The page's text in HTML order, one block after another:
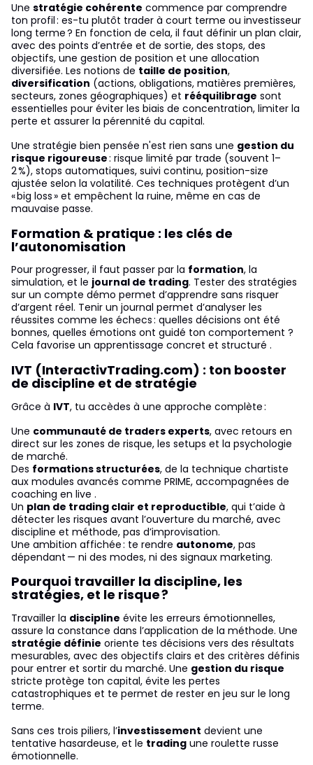
Une stratégie cohérente commence par comprendre
ton profil : es-tu plutôt trader à court terme ou investisseur
long terme ? En fonction de cela, il faut définir un plan clair,
avec des points d’entrée et de sortie, des stops, des
objectifs, une gestion de position et une allocation
diversifiée. Les notions de taille de position,
diversification (actions, obligations, matières premières,
secteurs, zones géographiques) et rééquilibrage sont
essentielles pour éviter les biais de concentration, limiter la
perte et assurer la pérennité du capital.
Une stratégie bien pensée n'est rien sans une gestion du
risque rigoureuse: risque limité par trade (souvent 1–
2 %), stops automatiques, suivi continu, position-size
ajustée selon la volatilité. Ces techniques protègent d’un
« big loss » et empêchent la ruine, même en cas de
mauvaise passe.
Formation & pratique : les clés de
l’autonomisation
Pour progresser, il faut passer par la formation, la
simulation, et le journal de trading. Tester des stratégies
sur un compte démo permet d’apprendre sans risquer
d’argent réel. Tenir un journal permet d’analyser les
réussites comme les échecs : quelles décisions ont été
bonnes, quelles émotions ont guidé ton comportement ?
Cela favorise un apprentissage concret et structuré .
IVT (InteractivTrading.com) : ton booster
de discipline et de stratégie
Grâce à IVT, tu accèdes à une approche complète :
Une communauté de traders experts, avec retours en
direct sur les zones de risque, les setups et la psychologie
de marché.
Des formations structurées, de la technique chartiste
aux modules avancés comme PRIME, accompagnées de
coaching en live .
Un plan de trading clair et reproductible, qui t’aide à
détecter les risques avant l’ouverture du marché, avec
discipline et méthode, pas d’improvisation.
Une ambition affichée : te rendre autonome, pas
dépendant — ni des modes, ni des signaux marketing.
Pourquoi travailler la discipline, les
stratégies, et le risque ?
Travailler la discipline évite les erreurs émotionnelles,
assure la constance dans l’application de la méthode. Une
stratégie définie oriente tes décisions vers des résultats
mesurables, avec des objectifs clairs et des critères définis
pour entrer et sortir du marché. Une gestion du risque
stricte protège ton capital, évite les pertes
catastrophiques et te permet de rester en jeu sur le long
terme.
Sans ces trois piliers, l’investissement devient une
tentative hasardeuse, et le trading une roulette russe
émotionnelle.